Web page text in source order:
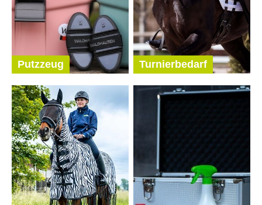
Putzzeug Turnierbedarf